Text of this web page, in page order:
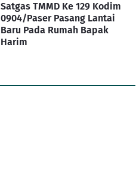
Satgas TMMD Ke 129 Kodim
0904/Paser Pasang Lantai
Baru Pada Rumah Bapak
Harim